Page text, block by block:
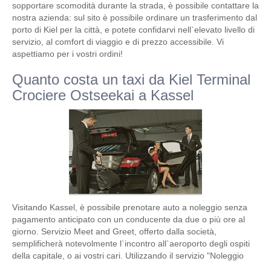
sopportare scomodità durante la strada, è possibile contattare la
nostra azienda: sul sito è possibile ordinare un trasferimento dal
porto di Kiel per la città, e potete confidarvi nell`elevato livello di
servizio, al comfort di viaggio e di prezzo accessibile. Vi
aspettiamo per i vostri ordini!
Quanto costa un taxi da Kiel Terminal
Crociere Ostseekai a Kassel
Visitando Kassel, è possibile prenotare auto a noleggio senza
pagamento anticipato con un conducente da due o più ore al
giorno. Servizio Meet and Greet, offerto dalla società,
semplificherà notevolmente l`incontro all`aeroporto degli ospiti
della capitale, o ai vostri cari. Utilizzando il servizio "Noleggio